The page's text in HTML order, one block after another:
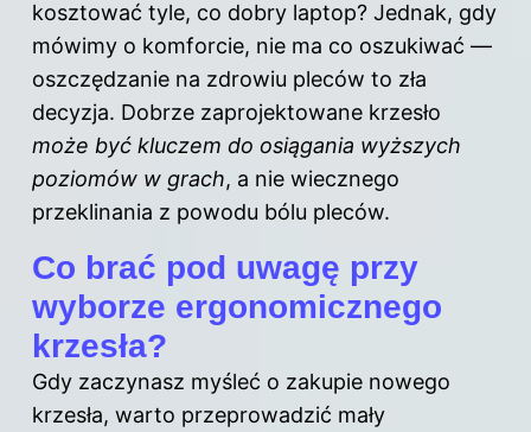
kosztować tyle, co dobry laptop? Jednak, gdy
mówimy o komforcie, nie ma co oszukiwać —
oszczędzanie na zdrowiu pleców to zła
decyzja. Dobrze zaprojektowane krzesło
może być kluczem do osiągania wyższych
poziomów w grach, a nie wiecznego
przeklinania z powodu bólu pleców.
Co brać pod uwagę przy
wyborze ergonomicznego
krzesła?
Gdy zaczynasz myśleć o zakupie nowego
krzesła, warto przeprowadzić mały